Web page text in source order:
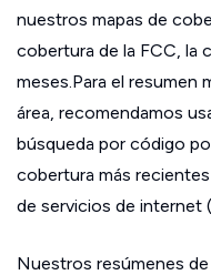
nuestros mapas de
cobertura de la FCC, la
meses.Para el resumen
área, recomendamos
búsqueda por código
cobertura más
de servicios de internet
Nuestros resúmenes